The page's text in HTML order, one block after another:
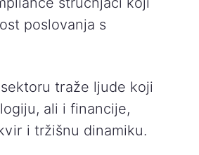
poslovanja s
traže ljude koji
ali i financije,
i tržišnu dinamiku.